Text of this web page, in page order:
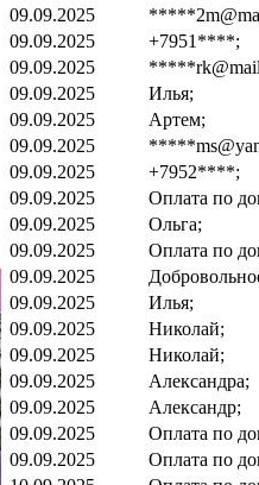
09.09.2025
09.09.2025
+7951****;
09.09.2025
09.09.2025
Илья;
09.09.2025
Артем;
09.09.2025
09.09.2025
+7952****;
09.09.2025
Оплата по
09.09.2025
Ольга;
09.09.2025
Оплата по
09.09.2025
09.09.2025
Илья;
09.09.2025
Николай;
09.09.2025
Николай;
09.09.2025
Александра;
09.09.2025
Александр;
09.09.2025
Оплата по
09.09.2025
Оплата по